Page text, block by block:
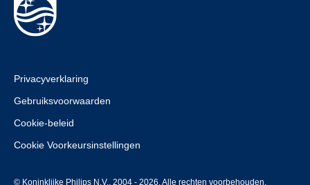
Privacyverklaring
Gebruiksvoorwaarden
Cookie-beleid
Cookie Voorkeursinstellingen
© Koninklijke Philips N.V., 2004 - 2026. Alle rechten voorbehouden.